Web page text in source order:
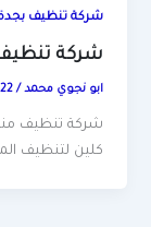
شركة تنظيف
شركة تنظيف
ابو نجوي محمد/22 أغسطس، 2025
شركة تنظيف
كلين لتنظيف